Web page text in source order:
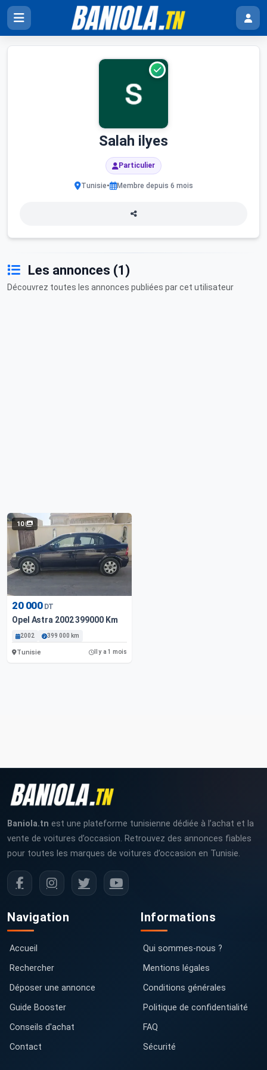
Salah ilyes
Particulier
Tunisie• Membre depuis 6 mois
Les annonces (1)
Découvrez toutes les annonces publiées par cet utilisateur
10
20 000 DT
Opel Astra 2002 399000 Km
2002 399 000 km
Tunisie Il y a 1 mois
Baniola.tn est une plateforme tunisienne dédiée à l’achat et la
vente de voitures d’occasion. Retrouvez des annonces fiables
pour toutes les marques de voitures d’occasion en Tunisie.
Navigation
Accueil
Rechercher
Déposer une annonce
Guide Booster
Conseils d'achat
Contact
Informations
Qui sommes-nous ?
Mentions légales
Conditions générales
Politique de confidentialité
FAQ
Sécurité